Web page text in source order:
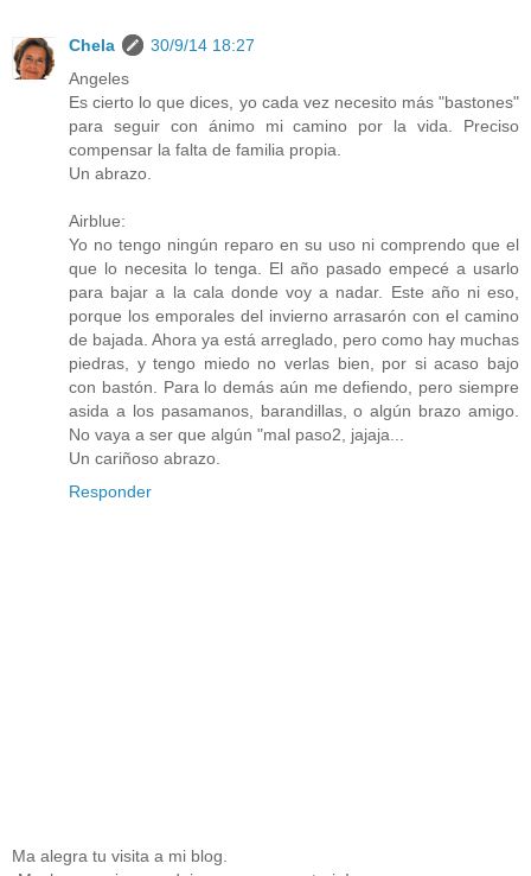
Chela
30/9/14 18:27
Angeles
Es cierto lo que dices, yo cada vez necesito más "bastones"
para seguir con ánimo mi camino por la vida. Preciso
compensar la falta de familia propia.
Un abrazo.
Airblue:
Yo no tengo ningún reparo en su uso ni comprendo que el
que lo necesita lo tenga. El año pasado empecé a usarlo
para bajar a la cala donde voy a nadar. Este año ni eso,
porque los emporales del invierno arrasarón con el camino
de bajada. Ahora ya está arreglado, pero como hay muchas
piedras, y tengo miedo no verlas bien, por si acaso bajo
con bastón. Para lo demás aún me defiendo, pero siempre
asida a los pasamanos, barandillas, o algún brazo amigo.
No vaya a ser que algún "mal paso2, jajaja...
Un cariñoso abrazo.
Responder
Ma alegra tu visita a mi blog.